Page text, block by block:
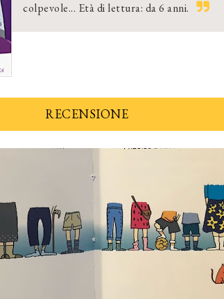
colpevole... Età di lettura: da 6 anni.
RECENSIONE